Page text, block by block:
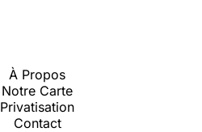
À Propos
Notre Carte
Privatisation
Contact